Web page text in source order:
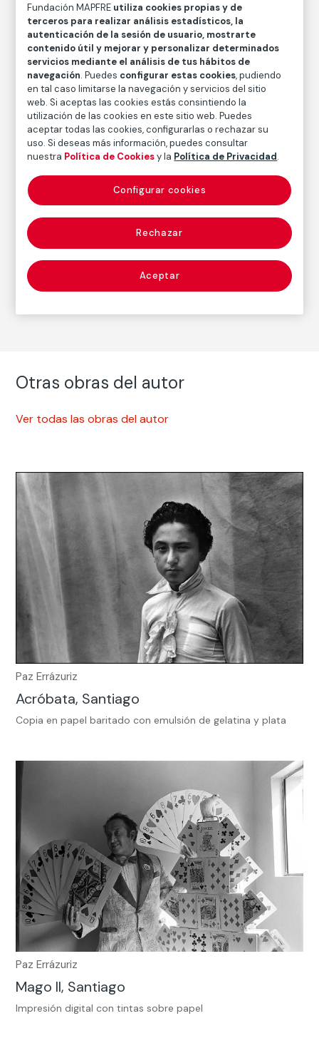
Medidas papel: 24 × 34 cm
Inventario
FM002626
Fecha
1979/Copia posterior
Inscripción/Leyenda
Firmado en el ángulo inferior derecho
Autor
Paz Errázuriz
Nacimiento: Santiago de Chile, 1944
Fotografía
Otras obras del autor
Ver todas las obras del autor
Paz Errázuriz
Acróbata, Santiago
Copia en papel baritado con emulsión de gelatina y plata
Paz Errázuriz
Mago II, Santiago
Impresión digital con tintas sobre papel
Fundación MAPFRE utiliza cookies propias y de
terceros para realizar análisis estadísticos, la
autenticación de la sesión de usuario, mostrarte
contenido útil y mejorar y personalizar determinados
servicios mediante el análisis de tus hábitos de
navegación. Puedes configurar estas cookies, pudiendo
en tal caso limitarse la navegación y servicios del sitio
web. Si aceptas las cookies estás consintiendo la
utilización de las cookies en este sitio web. Puedes
aceptar todas las cookies, configurarlas o rechazar su
uso. Si deseas más información, puedes consultar
nuestra Política de Cookiesy la Política de Privacidad.
Rechazar
Aceptar
Configurar cookies